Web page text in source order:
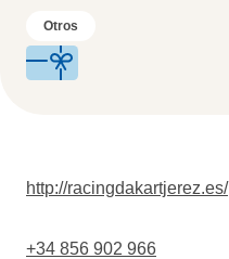
Otros
http://racingdakartjerez.es/
+34 856 902 966